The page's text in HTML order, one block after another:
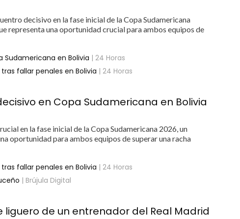
decisivo en la fase inicial de la Copa Sudamericana
representa una oportunidad crucial para ambos equipos de
en Bolivia | 24 Horas
fallar penales en Bolivia | 24 Horas
en Copa Sudamericana en Bolivia
en la fase inicial de la Copa Sudamericana 2026, un
oportunidad para ambos equipos de superar una racha
fallar penales en Bolivia | 24 Horas
| Brújula Digital
de un entrenador del Real Madrid